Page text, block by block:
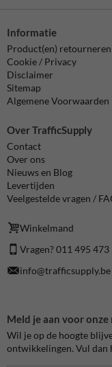
Informatie
Product(en) retourneren
Cookie / Privacy
Disclaimer
Sitemap
Algemene Voorwaarden
Over TrafficSupply
Contact
Over ons
Nieuws en Blog
Levertijden
Veelgestelde vragen /
Winkelmand
Vragen? 011 495 473
info@trafficsupply.be
Meld je aan voor
Wil je op de hoogte
ontwikkelingen. Vul dan